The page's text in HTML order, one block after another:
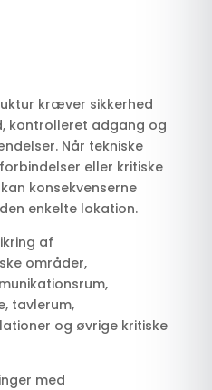
kræver sikkerhed
kontrolleret adgang og
Når tekniske
eller kritiske
konsekvenserne
enkelte lokation.
af
områder,
tavlerum,
og øvrige kritiske
med